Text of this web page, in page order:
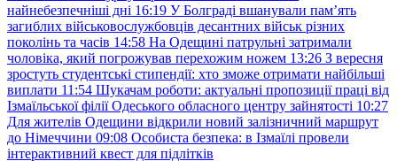
найнебезпечніші дні 16:19 У Болграді вшанували пам’ять
загиблих військовослужбовців десантних військ різних
поколінь та часів 14:58 На Одещині патрульні затримали
чоловіка, який погрожував перехожим ножем 13:26 З вересня
зростуть студентські стипендії: хто зможе отримати найбільші
виплати 11:54 Шукачам роботи: актуальні пропозиції праці від
Ізмаїльської філії Одеського обласного центру зайнятості 10:27
Для жителів Одещини відкрили новий залізничний маршрут
до Німеччини 09:08 Особиста безпека: в Ізмаїлі провели
інтерактивний квест для підлітків